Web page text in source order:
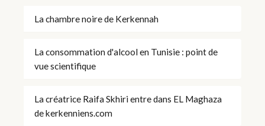
La chambre noire de Kerkennah
La consommation d'alcool en Tunisie : point de
vue scientifique
La créatrice Raifa Skhiri entre dans EL Maghaza
de kerkenniens.com